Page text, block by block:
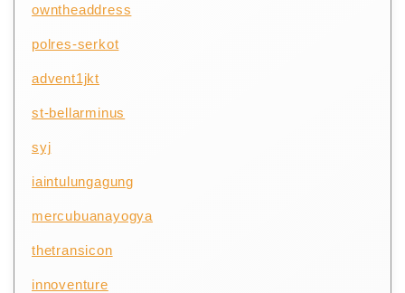
owntheaddress
polres-serkot
advent1jkt
st-bellarminus
syj
iaintulungagung
mercubuanayogya
thetransicon
innoventure